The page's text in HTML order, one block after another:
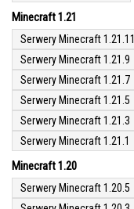
Minecraft 1.21
Serwery Minecraft 1.21.11
Serwery Minecraft 1.21.9
Serwery Minecraft 1.21.7
Serwery Minecraft 1.21.5
Serwery Minecraft 1.21.3
Serwery Minecraft 1.21.1
Minecraft 1.20
Serwery Minecraft 1.20.5